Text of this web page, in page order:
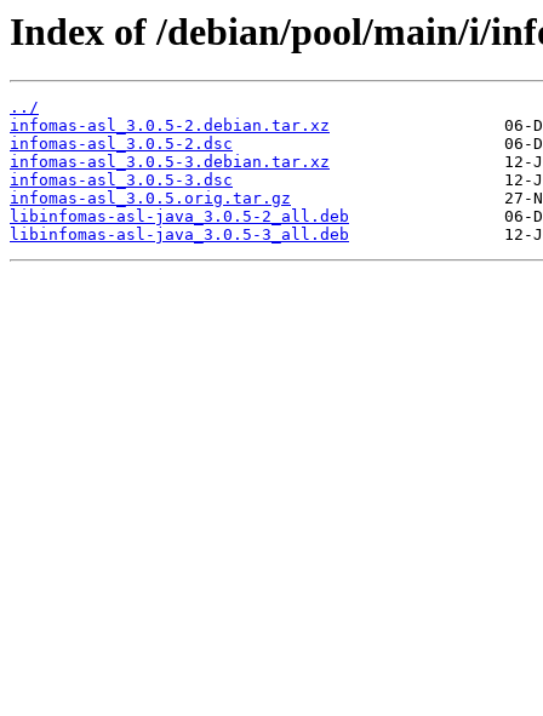
Index of /debian/pool/main/i/
../
infomas-asl_3.0.5-2.debian.tar.xz
infomas-asl_3.0.5-2.dsc
infomas-asl_3.0.5-3.debian.tar.xz
infomas-asl_3.0.5-3.dsc
infomas-asl_3.0.5.orig.tar.gz
libinfomas-asl-java_3.0.5-2_all.deb
libinfomas-asl-java_3.0.5-3_all.deb